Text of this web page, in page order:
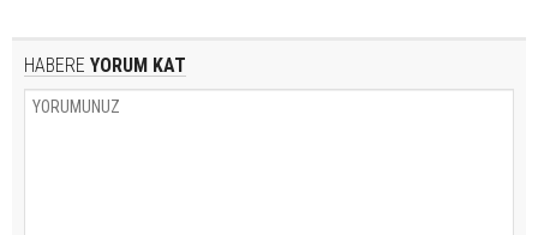
HABERE YORUM KAT